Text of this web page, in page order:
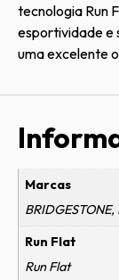
tecnologia Run
esportividade e
uma excelente
Marcas
BRIDGESTONE,
Run Flat
Run Flat